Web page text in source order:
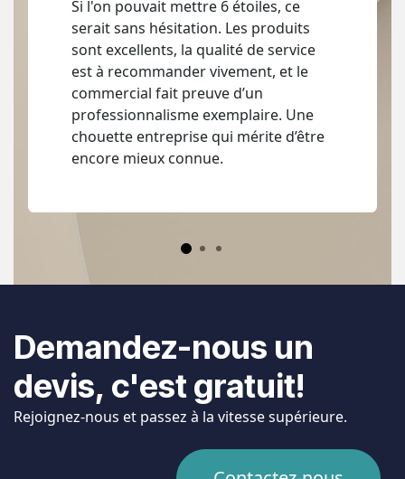
Si l'on pouvait mettre 6 étoiles, ce
serait sans hésitation. Les produits
sont excellents, la qualité de service
est à recommander vivement, et le
commercial fait preuve d’un
professionnalisme exemplaire. Une
chouette entreprise qui mérite d’être
encore mieux connue.
Demandez-nous un
devis, c'est gratuit!
Rejoignez-nous et passez à la vitesse supérieure.